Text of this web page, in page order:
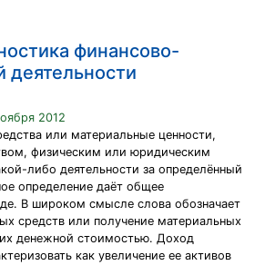
финансово-
деятельности
2012
или материальные ценности,
физическим или юридическим
либо деятельности за определённый
определение даёт общее
В широком смысле слова обозначает
средств или получение материальных
денежной стоимостью. Доход
как увеличение ее активов